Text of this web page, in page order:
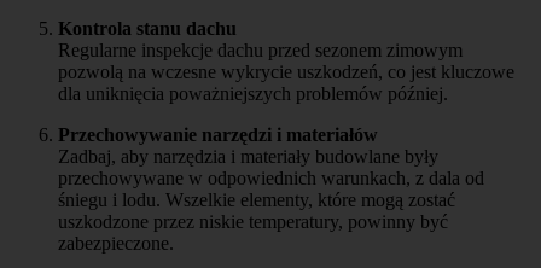
Kontrola stanu dachu
Regularne inspekcje dachu przed sezonem zimowym
pozwolą na wczesne wykrycie uszkodzeń, co jest kluczowe
dla uniknięcia poważniejszych problemów później.
Przechowywanie narzędzi i materiałów
Zadbaj, aby narzędzia i materiały budowlane były
przechowywane w odpowiednich warunkach, z dala od
śniegu i lodu. Wszelkie elementy, które mogą zostać
uszkodzone przez niskie temperatury, powinny być
zabezpieczone.